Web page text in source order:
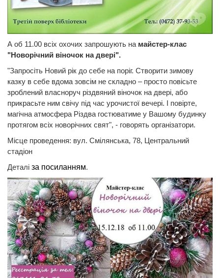
А об 11.00 всіх охочих запрошують на майстер-клас
"Новорічний віночок на двері".
"Запросіть Новий рік до себе на поріг. Створити зимову
казку в себе вдома зовсім не складно – просто повісьте
зроблений власноруч різдвяний віночок на двері, або
прикрасьте ним свічу під час урочистої вечері. І повірте,
магічна атмосфера Різдва гостюватиме у Вашому будинку
протягом всіх новорічних свят", - говорять організатори.
Місце проведення: вул. Смілянська, 78, Центральний
стадіон
Деталі за посиланням.